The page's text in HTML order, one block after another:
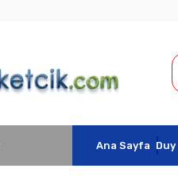
Ana Sayfa